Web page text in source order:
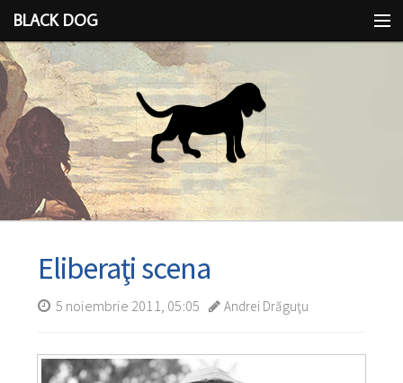
BLACK DOG
IDEEA
CU LIMBA SCOASĂ
Eliberaţi scena
5 noiembrie 2011, 05:05 Andrei Drăguţu